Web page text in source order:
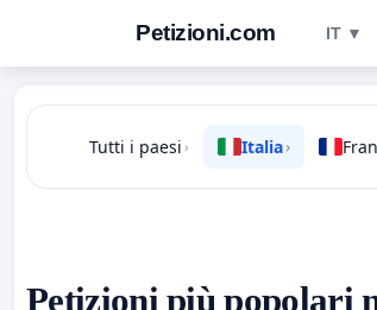
Petizioni.com IT ▼
Tutti i paesi › Italia›
Petizioni più popolari